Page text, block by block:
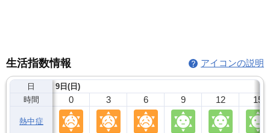
生活指数情報 アイコンの説明
日
時間
熱中症
9日(日)
0 3 6 9 12 15